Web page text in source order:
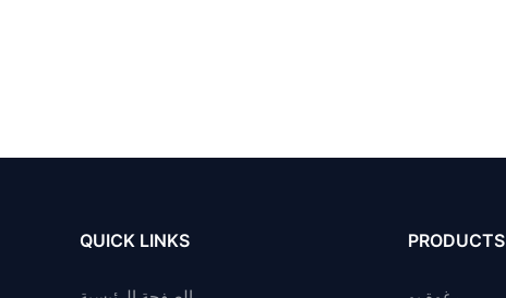
QUICK LINKS PRODUCTS